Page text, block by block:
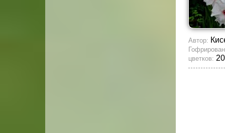
Автор:
цветков: